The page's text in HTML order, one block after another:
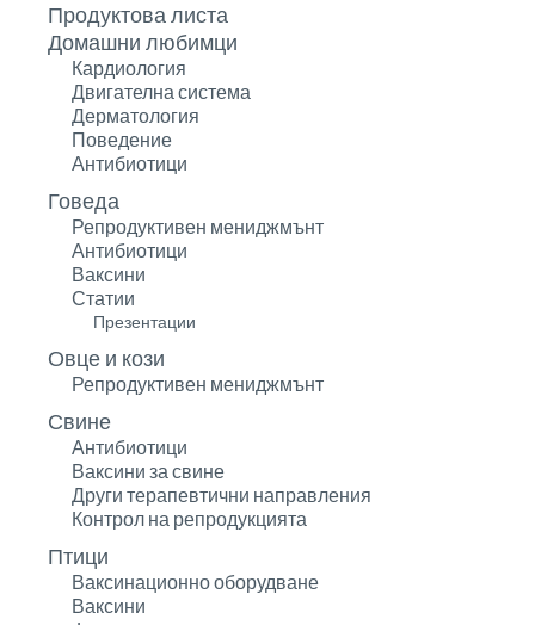
Продуктова листа
Домашни любимци
Кардиология
Двигателна система
Дерматология
Поведение
Антибиотици
Говеда
Репродуктивен мениджмънт
Антибиотици
Ваксини
Статии
Презентации
Овце и кози
Репродуктивен мениджмънт
Свине
Антибиотици
Ваксини за свине
Други терапевтични направления
Контрол на репродукцията
Птици
Ваксинационно оборудване
Ваксини